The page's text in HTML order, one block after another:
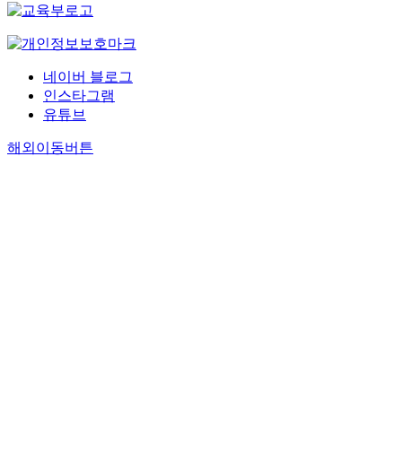
네이버 블로그
인스타그램
유튜브
해외이동버튼